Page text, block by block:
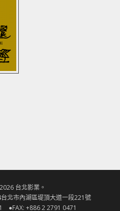
台北影業。
北市內湖區堤頂大道一段221號
●FAX: +886 2 2791 0471